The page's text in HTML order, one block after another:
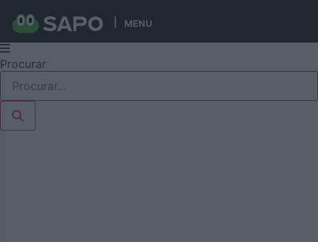
MENU
Pular
para
conteúdo
Procurar